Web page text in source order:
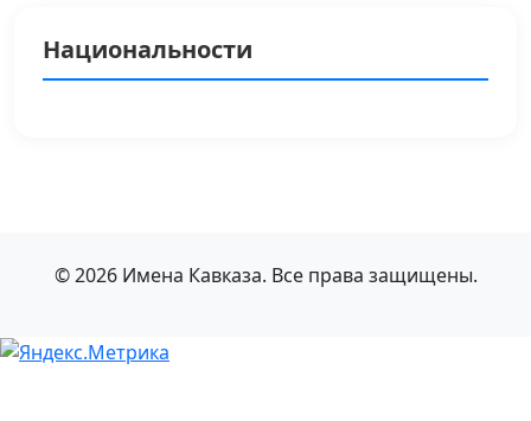
Национальности
© 2026 Имена Кавказа. Все права защищены.